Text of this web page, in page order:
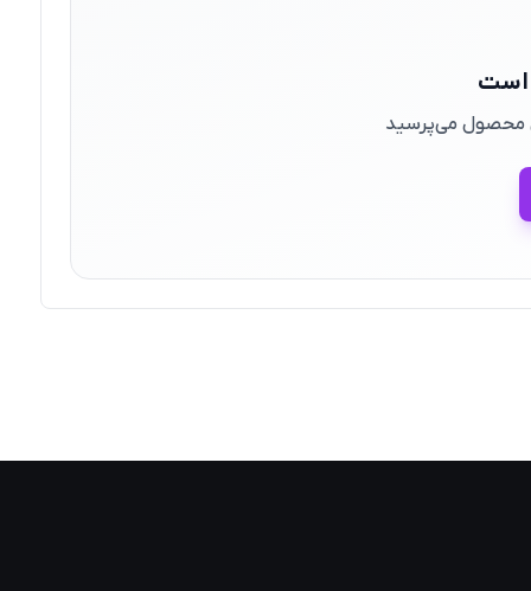
است
محصول می‌پرسید